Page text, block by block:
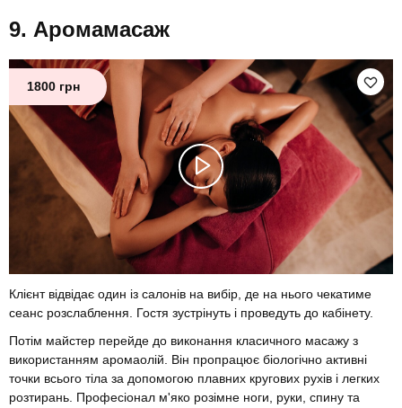
Аромамасаж
1800 грн
Клієнт відвідає один із салонів на вибір, де на нього чекатиме
сеанс розслаблення. Гостя зустрінуть і проведуть до кабінету.
Потім майстер перейде до виконання класичного масажу з
використанням аромаолій. Він пропрацює біологічно активні
точки всього тіла за допомогою плавних кругових рухів і легких
розтирань. Професіонал м'яко розімне ноги, руки, спину та